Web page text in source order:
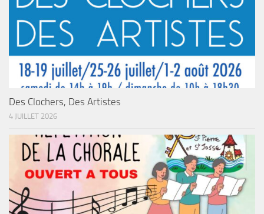
Des Clochers, Des Artistes
4 JUILLET 2026